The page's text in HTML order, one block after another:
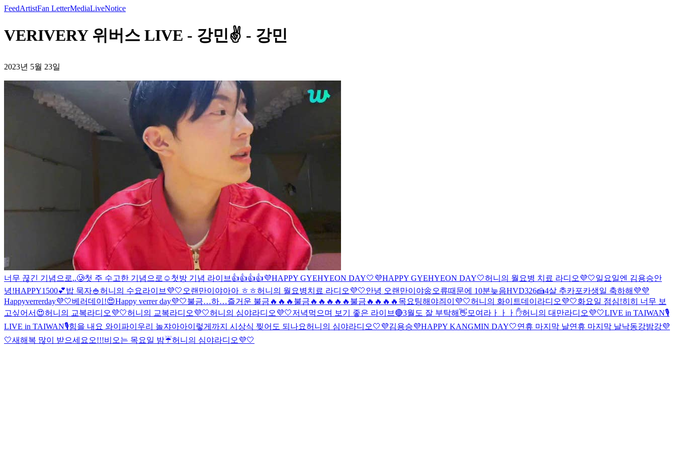
FeedArtistFan LetterMediaLiveNotice
VERIVERY 위버스 LIVE - 강민✌️ - 강민
2023년 5월 23일
너무 끊긴 기념으로..🥲첫 주 수고한 기념으로☺️ 첫방 기념 라이브👍👍👍👍💜HAPPY GYEHYEON DAY🤍 💜HAPPY GYEHYEON DAY🤍허니의 월요병 치료 라디오💜🤍일요일엔 김용승안
녕!HAPPY1500💕밥 묵자🍚허니의 수요라이브💜🤍 오랜만이야아아 ㅎㅎ허니의 월요병치료 라디오💜🤍안녕 오랜만이야🌼 오류때문에 10분늦음HVD326🍰4살 추카포카생일 축하해💜💜
Happyverrerday💜🤍베러데이!😍Happy verrer day💜🤍불금…하…즐거운 불금🔥🔥🔥 불금🔥🔥🔥🔥🔥 불금🔥🔥🔥🔥 목요팅해야즤이💜🤍허니의 화이트데이라디오💜🤍화요일 점심!히히 너무 보
고싶어서😍허니의 교복라디오💜🤍허니의 교복라디오💜🤍허니의 심야라디오💜🤍저녁먹으며 보기 좋은 라이브🔴3월도 잘 부탁해👋모여라ㅏㅏㅏ✋허니의 대만라디오💜🤍LIVE in TAIWAN🎙️
LIVE in TAIWAN🎙️힘을 내요 와이파이 우리 놀쟈아아이렇게까지 시상식 찢어도 되나요허니의 심야라디오🤍💜김용승💜HAPPY KANGMIN DAY🤍연휴 마지막 날연휴 마지막 날낙동강밤강💜
🤍새해복 많이 받으세요오!!!비오는 목요일 밤☔️허니의 심야라디오💜🤍